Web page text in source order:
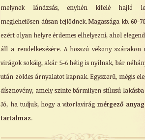
melynek lándzsás, enyhén kifelé hajló
meglehetősen dúsan fejlődnek. Magassága kb. 60-
ezért olyan helyre érdemes elhelyezni, ahol
áll a rendelkezésére. A hosszú vékony szárakon
virágok sokáig, akár 5-6 hétig is nyílnak, bár
után zöldes árnyalatot kapnak. Egyszerű, mégis
dísznövény, amely szinte bármilyen stílusú
Jó, ha tudjuk, hogy a vitorlavirág mérgező
tartalmaz.